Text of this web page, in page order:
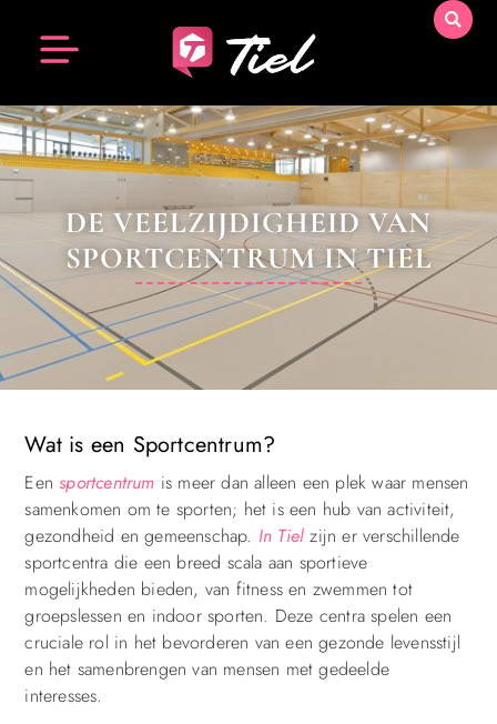
DE VEELZIJDIGHEID VAN
SPORTCENTRUM IN TIEL
Wat is een Sportcentrum?
Eensportcentrum is meer dan alleen een plek waar mensen
samenkomen om te sporten; het is een hub van activiteit,
gezondheid en gemeenschap. In Tiel zijn er verschillende
sportcentra die een breed scala aan sportieve
mogelijkheden bieden, van fitness en zwemmen tot
groepslessen en indoor sporten. Deze centra spelen een
cruciale rol in het bevorderen van een gezonde levensstijl
en het samenbrengen van mensen met gedeelde
interesses.